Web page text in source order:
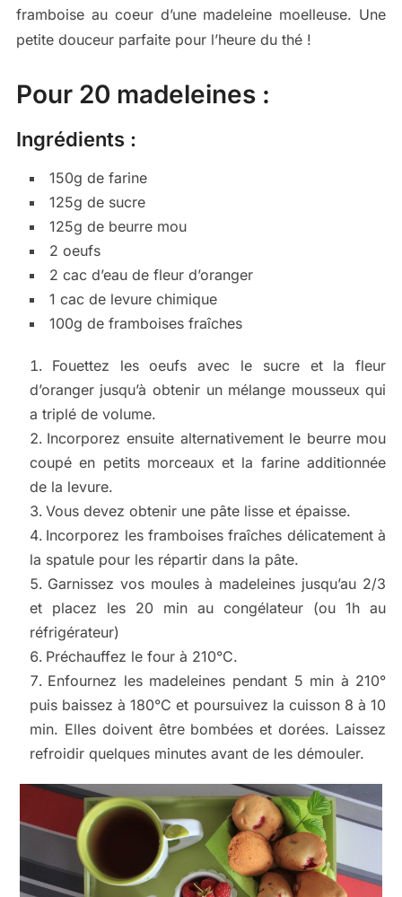
framboise au coeur d’une madeleine moelleuse. Une
petite douceur parfaite pour l’heure du thé !
Pour 20 madeleines :
Ingrédients :
150g de farine
125g de sucre
125g de beurre mou
2 oeufs
2 cac d’eau de fleur d’oranger
1 cac de levure chimique
100g de framboises fraîches
Fouettez les oeufs avec le sucre et la fleur
d’oranger jusqu’à obtenir un mélange mousseux qui
a triplé de volume.
Incorporez ensuite alternativement le beurre mou
coupé en petits morceaux et la farine additionnée
de la levure.
Vous devez obtenir une pâte lisse et épaisse.
Incorporez les framboises fraîches délicatement à
la spatule pour les répartir dans la pâte.
Garnissez vos moules à madeleines jusqu’au 2/3
et placez les 20 min au congélateur (ou 1h au
réfrigérateur)
Préchauffez le four à 210°C.
Enfournez les madeleines pendant 5 min à 210°
puis baissez à 180°C et poursuivez la cuisson 8 à 10
min. Elles doivent être bombées et dorées. Laissez
refroidir quelques minutes avant de les démouler.